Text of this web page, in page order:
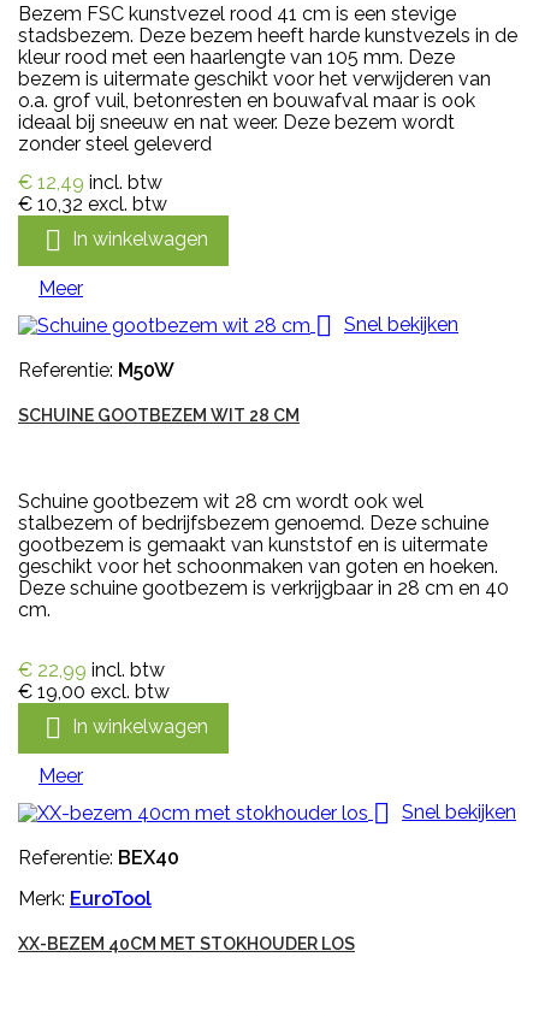
Bezem FSC kunstvezel rood 41 cm is een stevige
stadsbezem. Deze bezem heeft harde kunstvezels in de
kleur rood met een haarlengte van 105 mm. Deze
bezem is uitermate geschikt voor het verwijderen van
o.a. grof vuil, betonresten en bouwafval maar is ook
ideaal bij sneeuw en nat weer. Deze bezem wordt
zonder steel geleverd
€ 12,49 incl. btw
€ 10,32 excl. btw
 In winkelwagen
Meer
 Snel bekijken
Referentie: M50W
SCHUINE GOOTBEZEM WIT 28 CM
Schuine gootbezem wit 28 cm wordt ook wel
stalbezem of bedrijfsbezem genoemd. Deze schuine
gootbezem is gemaakt van kunststof en is uitermate
geschikt voor het schoonmaken van goten en hoeken.
Deze schuine gootbezem is verkrijgbaar in 28 cm en 40
cm.
€ 22,99 incl. btw
€ 19,00 excl. btw
 In winkelwagen
Meer
 Snel bekijken
Referentie: BEX40
Merk: EuroTool
XX-BEZEM 40CM MET STOKHOUDER LOS